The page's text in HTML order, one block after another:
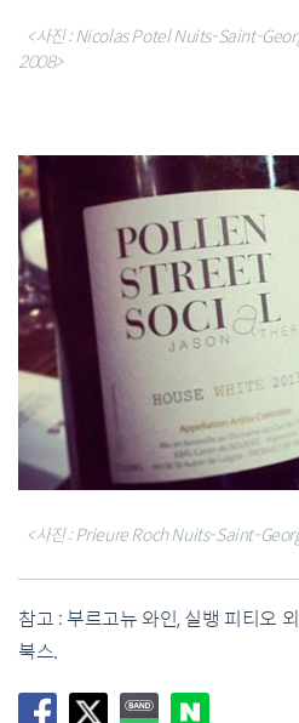
<사진 : Nicolas Potel Nuits-Saint-
2008>
<사진 : Prieure Roch Nuits-Saint-
참고 : 부르고뉴 와인, 실뱅 피티오
북스.